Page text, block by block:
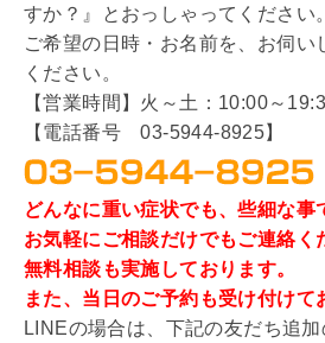
すか？』とおっしゃってください。
ご希望の日時・お名前を、お伺い
ください。
【営業時間】火～土：10:00～
【電話番号 03-5944-8925】
どんなに重い症状でも、些細な事
お気軽にご相談だけでもご連絡く
無料相談も実施しております。
また、当日のご予約も受け付けて
LINEの場合は、下記の友だち追